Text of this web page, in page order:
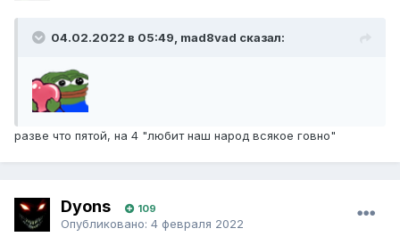
04.02.2022 в 05:49, mad8vad сказал:
разве что пятой, на 4 "любит наш народ всякое говно"
Dyons 109
Опубликовано: 4 февраля 2022